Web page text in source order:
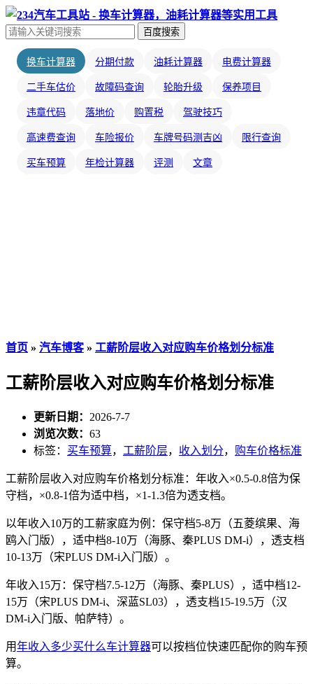
百度搜索
换车计算器 分期付款 油耗计算器 电费计算器
二手车估价 故障码查询 轮胎升级 保养项目
违章代码 落地价 购置税 驾驶技巧
高速费查询 车险报价 车牌号码测吉凶 限行查询
买车预算 年检计算器 评测 文章
首页 » 汽车博客» 工薪阶层收入对应购车价格划分标准
工薪阶层收入对应购车价格划分标准
更新日期： 2026-7-7
浏览次数： 63
标签： 买车预算， 工薪阶层， 收入划分， 购车价格标准
工薪阶层收入对应购车价格划分标准：年收入×0.5-0.8倍为保
守档，×0.8-1倍为适中档，×1-1.3倍为透支档。
以年收入10万的工薪家庭为例：保守档5-8万（五菱缤果、海
鸥入门版），适中档8-10万（海豚、秦PLUS DM-i），透支档
10-13万（宋PLUS DM-i入门版）。
年收入15万：保守档7.5-12万（海豚、秦PLUS），适中档12-
15万（宋PLUS DM-i、深蓝SL03），透支档15-19.5万（汉
DM-i入门版、帕萨特）。
用年收入多少买什么车计算器可以按档位快速匹配你的购车预
算。